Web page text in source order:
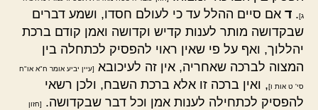
ג]. ד אם סיים ההלל עד כי לעולם חסדו, ושמע דברים
שבקדושה מותר לענות קדיש וקדושה ואמן קודם ברכת
יהללוך, ואף על פי שאין ראוי להפסיק לכתחלה בין
המצוה לברכה שאחריה, אין זה לעיכובא [עיין יביע אומר ח"א או"ח
סי' ט אות ו], ואין ברכה זו אלא ברכת השבח, ולכן רשאי
להפסיק לכתחילה לענות אמן וכל דבר שבקדושה.
[חזון